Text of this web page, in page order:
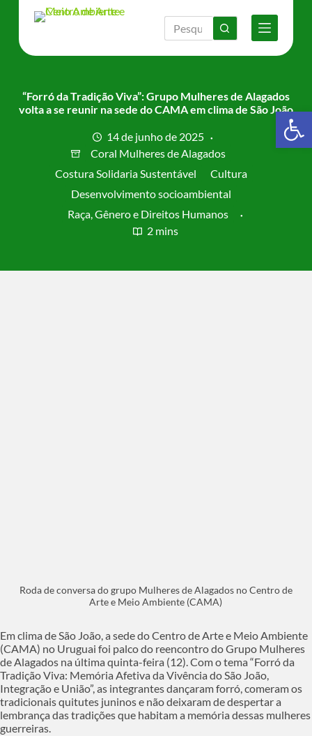
“Forró da Tradição Viva”: Grupo Mulheres de Alagados
volta a se reunir na sede do CAMA em clima de São João
14 de junho de 2025
Coral Mulheres de Alagados
Costura Solidaria Sustentável
Cultura
Desenvolvimento socioambiental
Raça, Gênero e Direitos Humanos
2 mins
Roda de conversa do grupo Mulheres de Alagados no Centro de
Arte e Meio Ambiente (CAMA)
Em clima de São João, a sede do Centro de Arte e Meio Ambiente
(CAMA) no Uruguai foi palco do reencontro do Grupo Mulheres
de Alagados na última quinta-feira (12). Com o tema “Forró da
Tradição Viva: Memória Afetiva da Vivência do São João,
Integração e União”, as integrantes dançaram forró, comeram os
tradicionais quitutes juninos e não deixaram de despertar a
lembrança das tradições que habitam a memória dessas mulheres
guerreiras.
Barra de Ferramentas Aberta